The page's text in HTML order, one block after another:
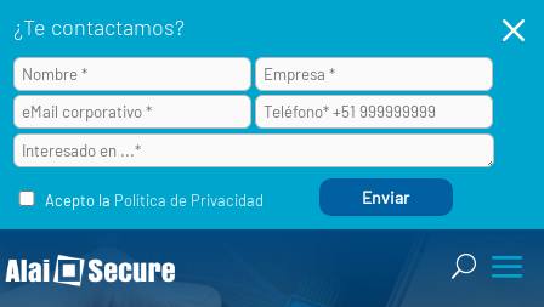
¿Te contactamos?
Acepto la Política de Privacidad
M